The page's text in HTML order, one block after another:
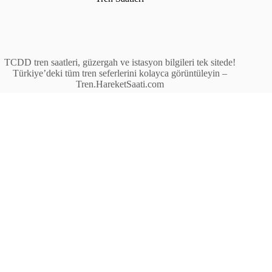
TCDD tren saatleri, güzergah ve istasyon bilgileri tek sitede!
Türkiye’deki tüm tren seferlerini kolayca görüntüleyin –
Tren.HareketSaati.com